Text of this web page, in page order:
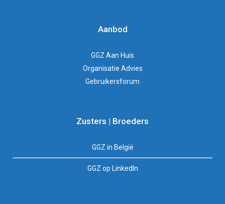
Aanbod
GGZ Aan Huis
Organisatie Advies
Gebruikersforum
Zusters | Broeders
GGZ in België
GGZ op LinkedIn